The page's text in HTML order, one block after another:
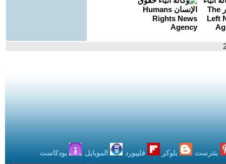
بنترست بلوكر فليبورد الموبايل بودكاست